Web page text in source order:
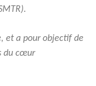
et a pour objectif de
du cœur